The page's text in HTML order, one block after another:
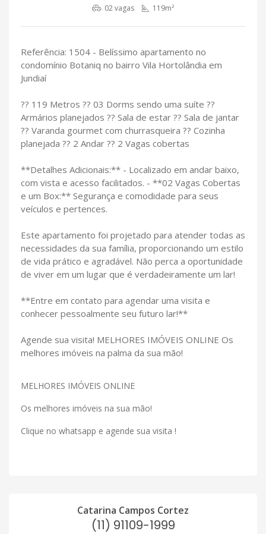
02 vagas
119m²
Referência: 1504 - Belíssimo apartamento no
condomínio Botaniq no bairro Vila Hortolândia em
Jundiaí
?? 119 Metros ?? 03 Dorms sendo uma suíte ??
Armários planejados ?? Sala de estar ?? Sala de jantar
?? Varanda gourmet com churrasqueira ?? Cozinha
planejada ?? 2 Andar ?? 2 Vagas cobertas
**Detalhes Adicionais:** - Localizado em andar baixo,
com vista e acesso facilitados. - **02 Vagas Cobertas
e um Box:** Segurança e comodidade para seus
veículos e pertences.
Este apartamento foi projetado para atender todas as
necessidades da sua família, proporcionando um estilo
de vida prático e agradável. Não perca a oportunidade
de viver em um lugar que é verdadeiramente um lar!
**Entre em contato para agendar uma visita e
conhecer pessoalmente seu futuro lar!**
Agende sua visita! MELHORES IMÓVEIS ONLINE Os
melhores imóveis na palma da sua mão!
MELHORES IMÓVEIS ONLINE
Os melhores imóveis na sua mão!
Clique no whatsapp e agende sua visita !
Catarina Campos Cortez
(11) 91109-1999